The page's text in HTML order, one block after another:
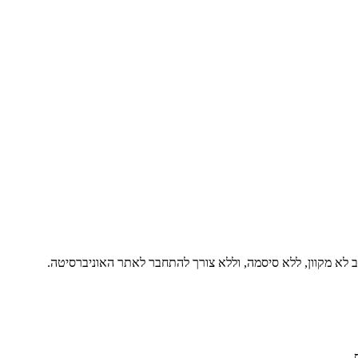
מקוון, ללא סיסמה, וללא צורך להתחבר לאתר האוניברסיטה.